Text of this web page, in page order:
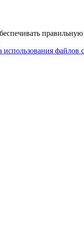
правильную
использования файлов